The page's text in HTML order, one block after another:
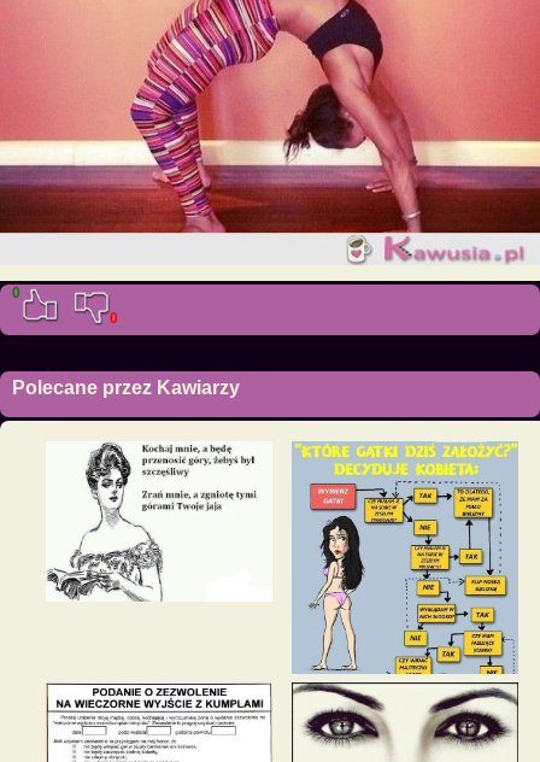
0
0
Polecane przez Kawiarzy